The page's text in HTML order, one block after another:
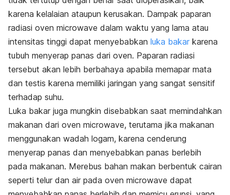
karena kelalaian ataupun kerusakan. Dampak paparan
radiasi oven microwave dalam waktu yang lama atau
intensitas tinggi dapat menyebabkan luka bakar karena
tubuh menyerap panas dari oven. Paparan radiasi
tersebut akan lebih berbahaya apabila memapar mata
dan testis karena memiliki jaringan yang sangat sensitif
terhadap suhu.
Luka bakar juga mungkin disebabkan saat memindahkan
makanan dari oven microwave, terutama jika makanan
menggunakan wadah logam, karena cenderung
menyerap panas dan menyebabkan panas berlebih
pada makanan. Merebus bahan makan berbentuk cairan
seperti telur dan air pada oven microwave dapat